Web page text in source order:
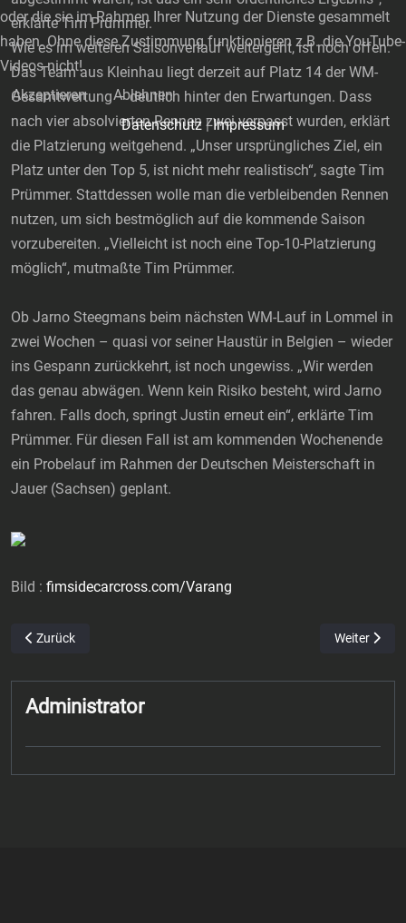
erklärte Tim Prümmer.
Wie es im weiteren Saisonverlauf weitergeht, ist noch offen.
Das Team aus Kleinhau liegt derzeit auf Platz 14 der WM-
Gesamtwertung – deutlich hinter den Erwartungen. Dass
nach vier absolvierten Rennen zwei verpasst wurden, erklärt
die Platzierung weitgehend. „Unser ursprüngliches Ziel, ein
Platz unter den Top 5, ist nicht mehr realistisch“, sagte Tim
Prümmer. Stattdessen wolle man die verbleibenden Rennen
nutzen, um sich bestmöglich auf die kommende Saison
vorzubereiten. „Vielleicht ist noch eine Top-10-Platzierung
möglich“, mutmaßte Tim Prümmer.
Ob Jarno Steegmans beim nächsten WM-Lauf in Lommel in
zwei Wochen – quasi vor seiner Haustür in Belgien – wieder
ins Gespann zurückkehrt, ist noch ungewiss. „Wir werden
das genau abwägen. Wenn kein Risiko besteht, wird Jarno
fahren. Falls doch, springt Justin erneut ein“, erklärte Tim
Prümmer. Für diesen Fall ist am kommenden Wochenende
ein Probelauf im Rahmen der Deutschen Meisterschaft in
Jauer (Sachsen) geplant.
Bild : fimsidecarcross.com/Varang
Vorheriger Beitrag: Platz sieben in Lommel
Zurück Nächster
Weiter
Administrator
oder die sie im Rahmen Ihrer Nutzung der Dienste gesammelt
haben. Ohne diese Zustimmung funktionieren z.B. die YouTube-
Videos nicht!
Akzeptieren
Ablehnen
Datenschutz |Impressum